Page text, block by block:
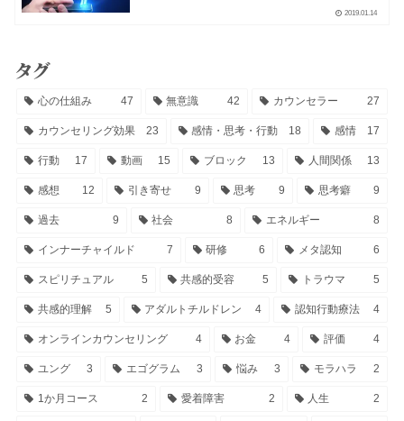
2019.01.14
タグ
心の仕組み 47 無意識 42 カウンセラー 27
カウンセリング効果 23 感情・思考・行動 18 感情 17
行動 17 動画 15 ブロック 13 人間関係 13
感想 12 引き寄せ 9 思考 9 思考癖 9
過去 9 社会 8 エネルギー 8
インナーチャイルド 7 研修 6 メタ認知 6
スピリチュアル 5 共感的受容 5 トラウマ 5
共感的理解 5 アダルトチルドレン 4 認知行動療法 4
オンラインカウンセリング 4 お金 4 評価 4
ユング 3 エゴグラム 3 悩み 3 モラハラ 2
1か月コース 2 愛着障害 2 人生 2